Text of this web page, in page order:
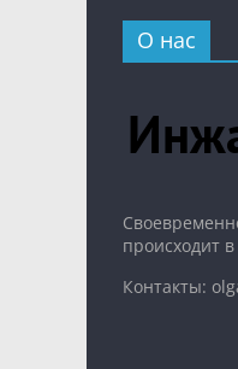
О нас
происходит
Контакты: